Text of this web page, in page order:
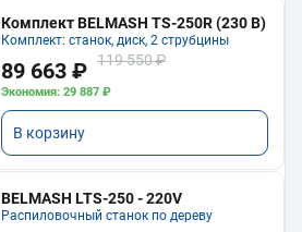
Комплект BELMASH TS-250R (230 В)
Комплект: станок, диск, 2 струбцины
89 663 ₽ 119 550 ₽
Экономия: 29 887 ₽
В корзину
BELMASH LTS-250 - 220V
Распиловочный станок по дереву